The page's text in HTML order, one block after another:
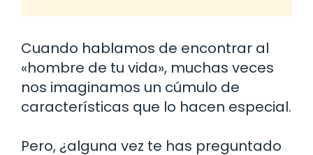
Cuando hablamos de encontrar al
«hombre de tu vida», muchas veces
nos imaginamos un cúmulo de
características que lo hacen especial.
Pero, ¿alguna vez te has preguntado